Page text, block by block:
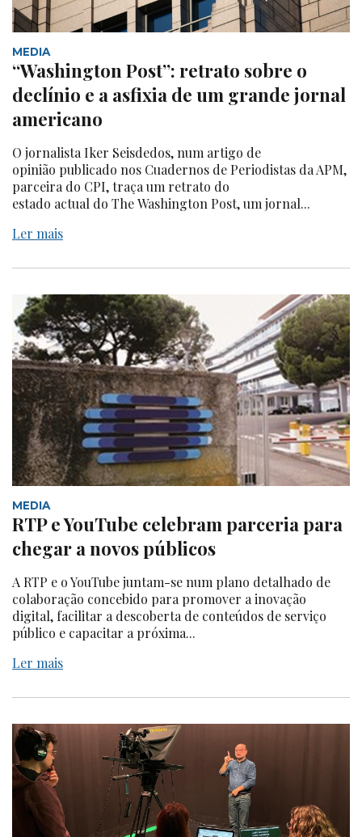
MEDIA
“Washington Post”: retrato sobre o
declínio e a asfixia de um grande jornal
americano
O jornalista Iker Seisdedos, num artigo de
opinião publicado nos Cuadernos de Periodistas da APM,
parceira do CPI, traça um retrato do
estado actual do The Washington Post, um jornal...
Ler mais
MEDIA
RTP e YouTube celebram parceria para
chegar a novos públicos
A RTP e o YouTube juntam-se num plano detalhado de
colaboração concebido para promover a inovação
digital, facilitar a descoberta de conteúdos de serviço
público e capacitar a próxima...
Ler mais